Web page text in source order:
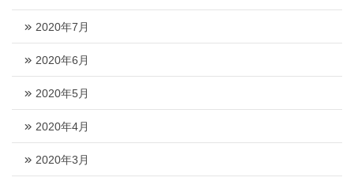
2020年7月
2020年6月
2020年5月
2020年4月
2020年3月